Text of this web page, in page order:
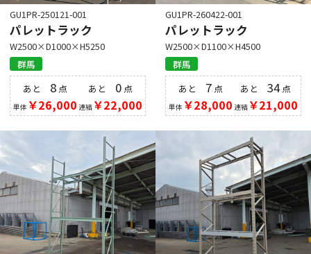
GU1PR-250121-001
パレットラック
W2500×D1000×H5250
群馬
あと 8 点
単体 ￥26,000
あと 0点
連結￥22,000
GU1PR-260422-001
パレットラック
W2500×D1100×H4500
群馬
あと 7 点
単体 ￥28,000
あと34点
連結￥21,000